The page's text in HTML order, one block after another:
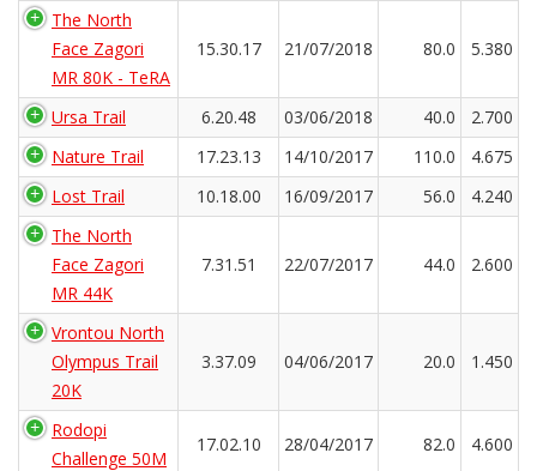
The North
Face Zagori
MR 80K - TeRA
15.30.17 21/07/2018 80.0 5.380
Ursa Trail 6.20.48 03/06/2018 40.0
2.700
Nature Trail
17.23.13 14/10/2017 110.0
4.675
Lost Trail
10.18.00 16/09/2017 56.0
4.240
The North
Face Zagori
MR 44K
7.31.51 22/07/2017 44.0 2.600
Vrontou North
Olympus Trail
20K
3.37.09 04/06/2017 20.0 1.450
Rodopi
Challenge 50M
17.02.10 28/04/2017 82.0 4.600